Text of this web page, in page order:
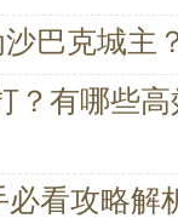
巴克城主
？有哪些
必看攻略解